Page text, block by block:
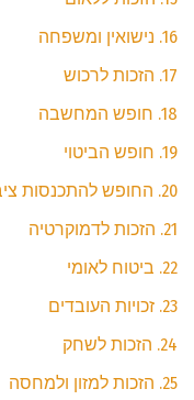
16. נישואין ומשפחה
17. הזכות לרכוש
18. חופש המחשבה
19. חופש הביטוי
20. החופש להתכנסות ציבורית
21. הזכות לדמוקרטיה
22. ביטוח לאומי
23. זכויות העובדים
24. הזכות לשחק
25. הזכות למזון ולמחסה